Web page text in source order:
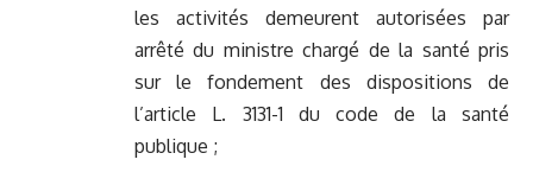
les activités demeurent autorisées par
arrêté du ministre chargé de la santé pris
sur le fondement des dispositions de
l’article L. 3131-1 du code de la santé
publique ;